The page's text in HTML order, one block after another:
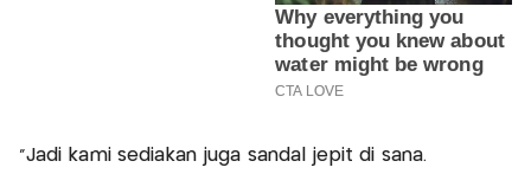
“Jadi kami sediakan juga sandal jepit di sana.